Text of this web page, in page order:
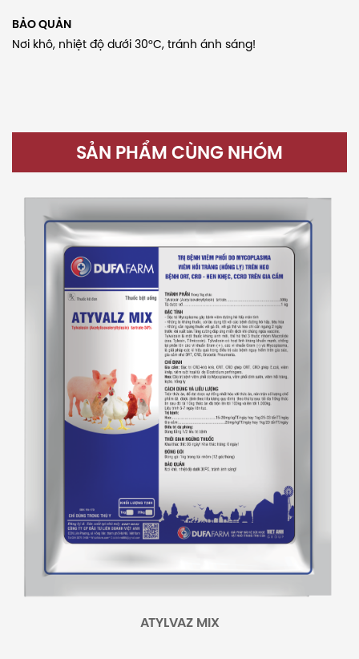
BẢO QUẢN
Nơi khô, nhiệt độ dưới 30°C, tránh ánh sáng!
SẢN PHẨM CÙNG NHÓM
ATYLVAZ MIX